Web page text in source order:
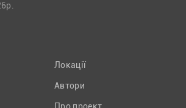
Локації
Автори